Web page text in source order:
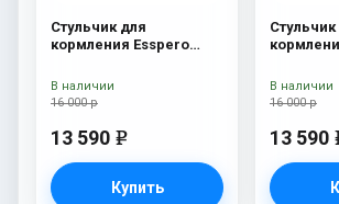
Стульчик для
кормления Esspero
16 000 р
13 590 e
Купить
В наличии
Стульчик
16 000 р
13 590
В наличии